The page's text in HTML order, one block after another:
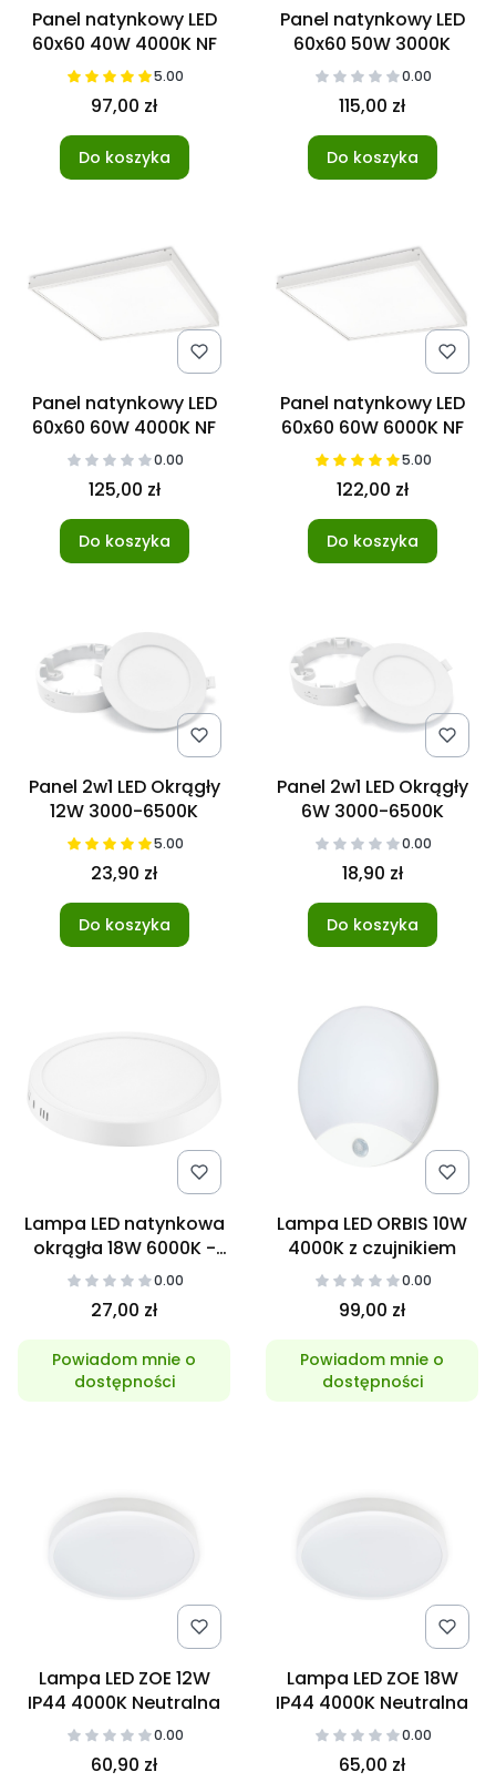
Panel natynkowy LED
60x60 40W 4000K NF
5.00
97,00 zł
Do koszyka
Panel natynkowy LED
60x60 50W 3000K
0.00
115,00 zł
Do koszyka
Panel natynkowy LED
60x60 60W 4000K NF
0.00
125,00 zł
Do koszyka
Panel natynkowy LED
60x60 60W 6000K NF
5.00
122,00 zł
Do koszyka
Panel 2w1 LED Okrągły
12W 3000-6500K
5.00
23,90 zł
Do koszyka
Panel 2w1 LED Okrągły
6W 3000-6500K
0.00
18,90 zł
Do koszyka
Lampa LED natynkowa
okrągła 18W 6000K -
barwa Zimna
0.00
27,00 zł
Powiadom mnie o
dostępności
Lampa LED ORBIS 10W
4000K z czujnikiem
0.00
99,00 zł
Powiadom mnie o
dostępności
Lampa LED ZOE 12W
IP44 4000K Neutralna
0.00
60,90 zł
Lampa LED ZOE 18W
IP44 4000K Neutralna
0.00
65,00 zł